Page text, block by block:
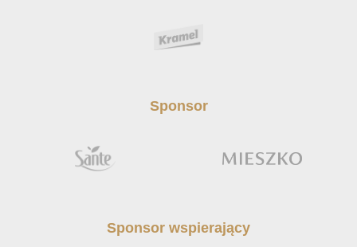
Sponsor
Sponsor wspierający